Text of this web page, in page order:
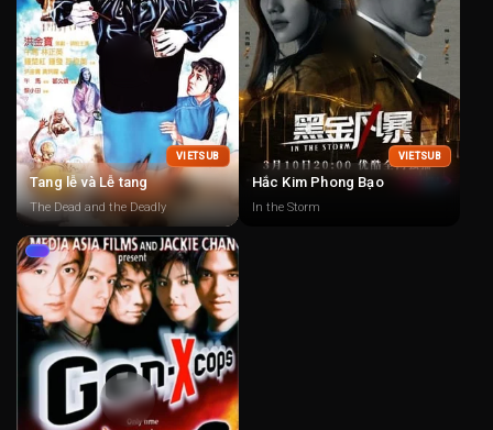
VIETSUB
Tang lễ và Lễ tang
The Dead and the Deadly
VIETSUB
Hắc Kim Phong Bạo
In the Storm